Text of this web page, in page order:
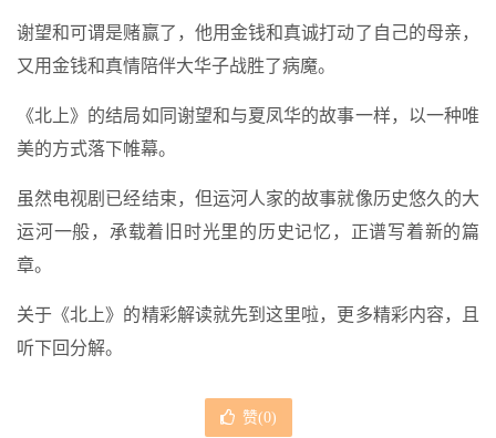
谢望和可谓是赌赢了，他用金钱和真诚打动了自己的母亲，
又用金钱和真情陪伴大华子战胜了病魔。
《北上》的结局如同谢望和与夏凤华的故事一样，以一种唯
美的方式落下帷幕。
虽然电视剧已经结束，但运河人家的故事就像历史悠久的大
运河一般，承载着旧时光里的历史记忆，正谱写着新的篇
章。
关于《北上》的精彩解读就先到这里啦，更多精彩内容，且
听下回分解。
赞(0)